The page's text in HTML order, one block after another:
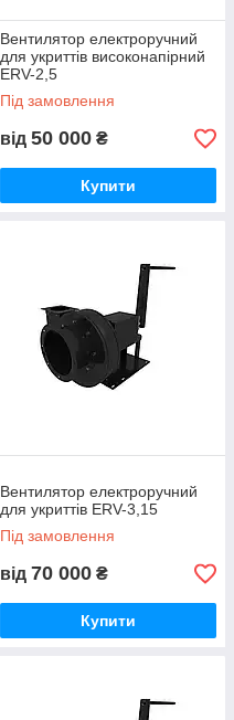
Вентилятор електроручний
для укриттів високонапірний
ERV-2,5
Під замовлення
від 50 000 ₴
Купити
Вентилятор електроручний
для укриттів ERV-3,15
Під замовлення
від 70 000 ₴
Купити